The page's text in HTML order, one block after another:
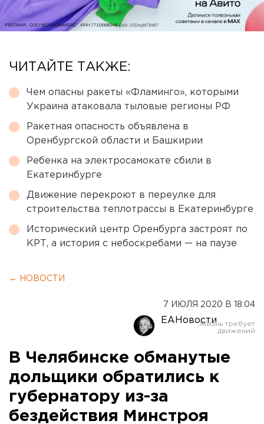
ЧИТАЙТЕ ТАКЖЕ:
Чем опасны ракеты «Фламинго», которыми
Украина атаковала тыловые регионы РФ
Ракетная опасность объявлена в
Оренбургской области и Башкирии
Ребенка на электросамокате сбили в
Екатеринбурге
Движение перекроют в переулке для
строительства теплотрассы в Екатеринбурге
Исторический центр Оренбурга застроят по
КРТ, а история с небоскребами — на паузе
← НОВОСТИ
7 ИЮЛЯ 2020 В 18:04
ЕАНовости
В Челябинске обманутые
дольщики обратились к
губернатору из-за
бездействия Минстроя